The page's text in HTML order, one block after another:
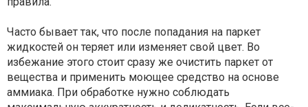
Часто бывает так, что после попадания на паркет
жидкостей он теряет или изменяет свой цвет. Во
избежание этого стоит сразу же очистить паркет от
вещества и применить моющее средство на основе
аммиака. При обработке нужно соблюдать